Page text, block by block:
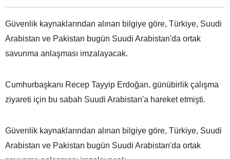
Güvenlik kaynaklarından alınan bilgiye göre, Türkiye, Suudi
Arabistan ve Pakistan bugün Suudi Arabistan'da ortak
savunma anlaşması imzalayacak.
Cumhurbaşkanı Recep Tayyip Erdoğan, günübirlik çalışma
ziyareti için bu sabah Suudi Arabistan'a hareket etmişti.
Güvenlik kaynaklarından alınan bilgiye göre, Türkiye, Suudi
Arabistan ve Pakistan bugün Suudi Arabistan'da ortak